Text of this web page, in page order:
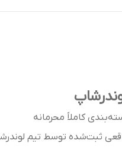
کاملاً محرمانه
ثبت‌شده توسط تیم